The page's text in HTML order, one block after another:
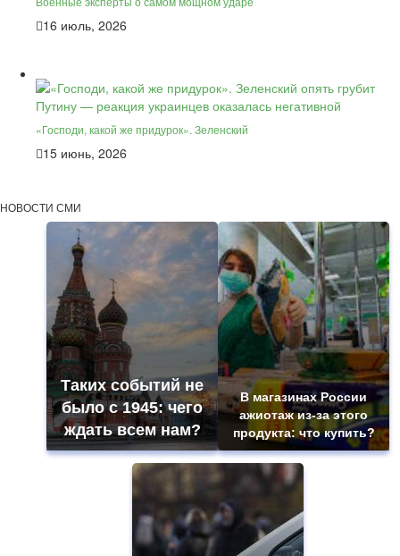
16 июль, 2026
«Господи, какой же придурок». Зеленский
15 июнь, 2026
НОВОСТИ СМИ
Таких событий не
было с 1945: чего
ждать всем нам?
В магазинах России
ажиотаж из-за этого
продукта: что купить?